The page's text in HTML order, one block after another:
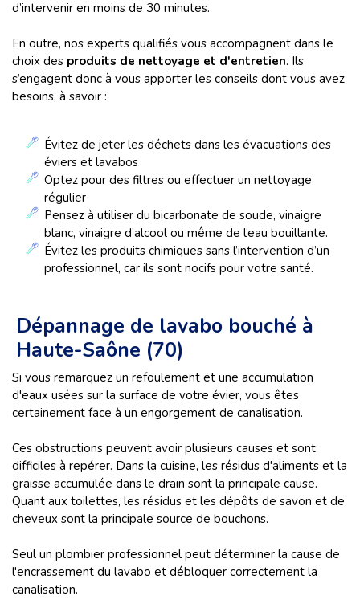
d’intervenir en moins de 30 minutes.
En outre, nos experts qualifiés vous accompagnent dans le
choix des produits de nettoyage et d'entretien. Ils
s’engagent donc à vous apporter les conseils dont vous avez
besoins, à savoir :
Évitez de jeter les déchets dans les évacuations des
éviers et lavabos
Optez pour des filtres ou effectuer un nettoyage
régulier
Pensez à utiliser du bicarbonate de soude, vinaigre
blanc, vinaigre d’alcool ou même de l’eau bouillante.
Évitez les produits chimiques sans l’intervention d’un
professionnel, car ils sont nocifs pour votre santé.
Dépannage de lavabo bouché à
Haute-Saône (70)
Si vous remarquez un refoulement et une accumulation
d'eaux usées sur la surface de votre évier, vous êtes
certainement face à un engorgement de canalisation.
Ces obstructions peuvent avoir plusieurs causes et sont
difficiles à repérer. Dans la cuisine, les résidus d'aliments et la
graisse accumulée dans le drain sont la principale cause.
Quant aux toilettes, les résidus et les dépôts de savon et de
cheveux sont la principale source de bouchons.
Seul un plombier professionnel peut déterminer la cause de
l'encrassement du lavabo et débloquer correctement la
canalisation.